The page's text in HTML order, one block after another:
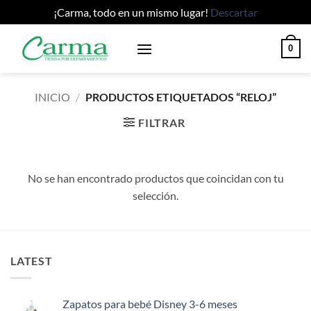
¡Carma, todo en un mismo lugar! Descartar
0
INICIO / PRODUCTOS ETIQUETADOS “RELOJ”
FILTRAR
No se han encontrado productos que coincidan con tu
selección.
LATEST
Zapatos para bebé Disney 3-6 meses